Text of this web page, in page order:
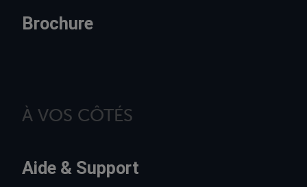
Brochure
À VOS CÔTÉS
Aide & Support